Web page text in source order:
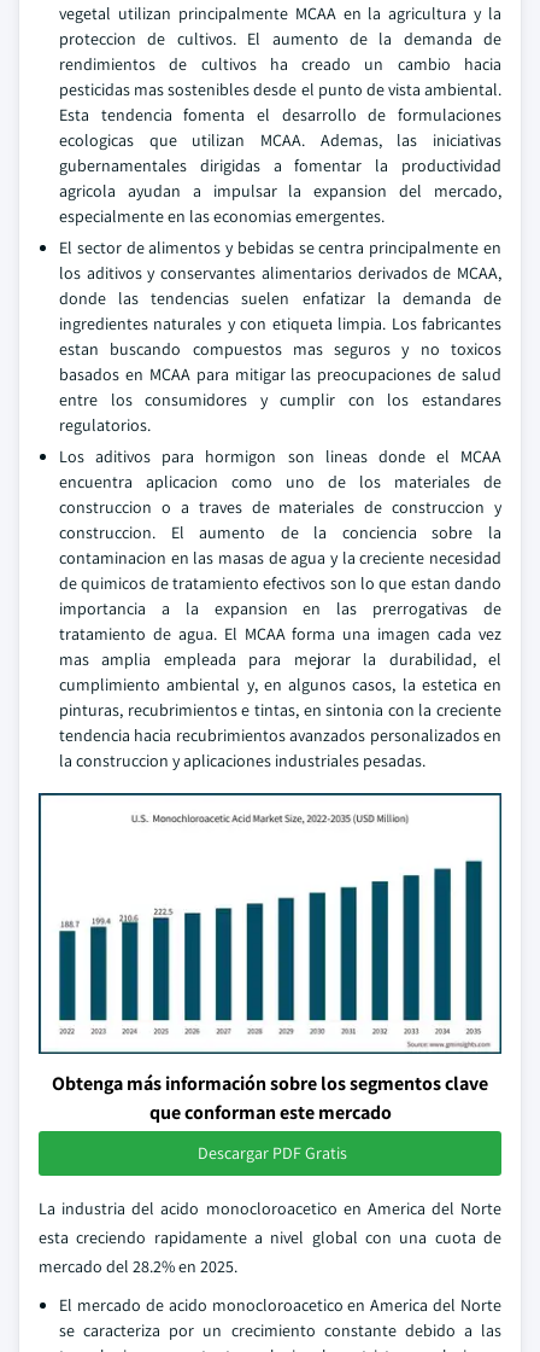
vegetal utilizan principalmente MCAA en la agricultura y la
proteccion de cultivos. El aumento de la demanda de
rendimientos de cultivos ha creado un cambio hacia
pesticidas mas sostenibles desde el punto de vista ambiental.
Esta tendencia fomenta el desarrollo de formulaciones
ecologicas que utilizan MCAA. Ademas, las iniciativas
gubernamentales dirigidas a fomentar la productividad
agricola ayudan a impulsar la expansion del mercado,
especialmente en las economias emergentes.
El sector de alimentos y bebidas se centra principalmente en
los aditivos y conservantes alimentarios derivados de MCAA,
donde las tendencias suelen enfatizar la demanda de
ingredientes naturales y con etiqueta limpia. Los fabricantes
estan buscando compuestos mas seguros y no toxicos
basados en MCAA para mitigar las preocupaciones de salud
entre los consumidores y cumplir con los estandares
regulatorios.
Los aditivos para hormigon son lineas donde el MCAA
encuentra aplicacion como uno de los materiales de
construccion o a traves de materiales de construccion y
construccion. El aumento de la conciencia sobre la
contaminacion en las masas de agua y la creciente necesidad
de quimicos de tratamiento efectivos son lo que estan dando
importancia a la expansion en las prerrogativas de
tratamiento de agua. El MCAA forma una imagen cada vez
mas amplia empleada para mejorar la durabilidad, el
cumplimiento ambiental y, en algunos casos, la estetica en
pinturas, recubrimientos e tintas, en sintonia con la creciente
tendencia hacia recubrimientos avanzados personalizados en
la construccion y aplicaciones industriales pesadas.
Obtenga más información sobre los segmentos clave
que conforman este mercado
Descargar PDF Gratis
La industria del acido monocloroacetico en America del Norte
esta creciendo rapidamente a nivel global con una cuota de
mercado del 28.2% en 2025.
El mercado de acido monocloroacetico en America del Norte
se caracteriza por un crecimiento constante debido a las